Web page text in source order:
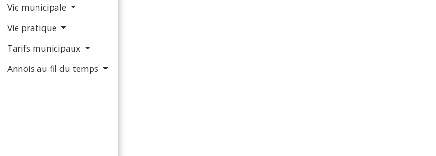
Vie municipale
Vie pratique
Tarifs municipaux
Annois au fil du temps